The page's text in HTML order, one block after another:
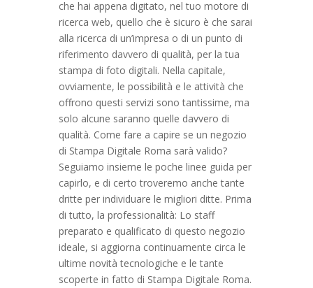
che hai appena digitato, nel tuo motore di
ricerca web, quello che è sicuro è che sarai
alla ricerca di un’impresa o di un punto di
riferimento davvero di qualità, per la tua
stampa di foto digitali. Nella capitale,
ovviamente, le possibilità e le attività che
offrono questi servizi sono tantissime, ma
solo alcune saranno quelle davvero di
qualità. Come fare a capire se un negozio
di Stampa Digitale Roma sarà valido?
Seguiamo insieme le poche linee guida per
capirlo, e di certo troveremo anche tante
dritte per individuare le migliori ditte. Prima
di tutto, la professionalità: Lo staff
preparato e qualificato di questo negozio
ideale, si aggiorna continuamente circa le
ultime novità tecnologiche e le tante
scoperte in fatto di Stampa Digitale Roma.